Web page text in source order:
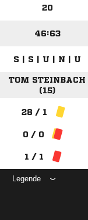
20
46:63
S | S | U | N | U
TOM STEINBACH
(15)
28 / 1
0 / 0
1 / 1
Legende